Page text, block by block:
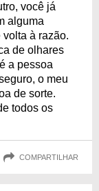
você já
alguma
à razão.
de olhares
a pessoa
o meu
de sorte.
todos os
COMPARTILHAR